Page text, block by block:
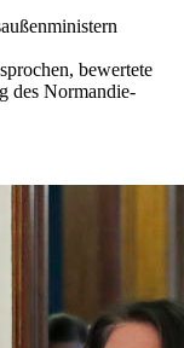
bewertete
des Normandie-